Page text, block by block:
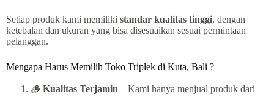
Setiap produk kami memiliki standar kualitas tinggi, dengan
ketebalan dan ukuran yang bisa disesuaikan sesuai permintaan
pelanggan.
Mengapa Harus Memilih Toko Triplek di Kuta, Bali ?
🪵 Kualitas Terjamin – Kami hanya menjual produk dari